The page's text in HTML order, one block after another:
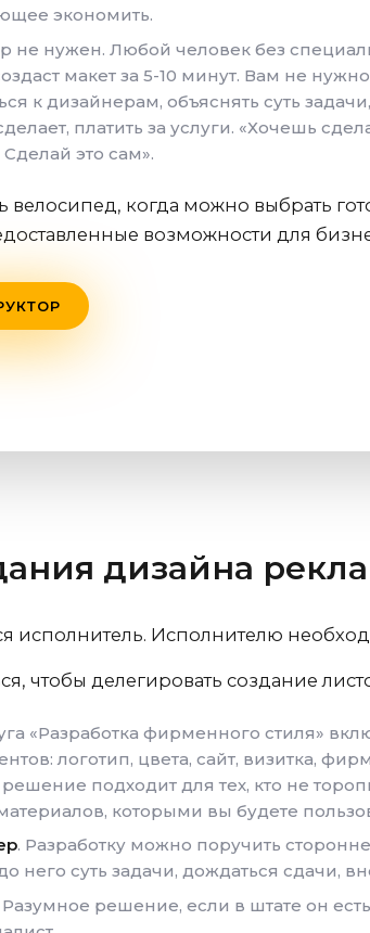
экономить.
не нужен. Любой человек без
макет за 5-10 минут. Вам не нужно
к дизайнерам, объяснять суть
платить за услуги. «Хочешь
это сам».
велосипед, когда можно выбрать
возможности для
дизайна
исполнитель. Исполнителю
чтобы делегировать создание
«Разработка фирменного стиля»
логотип, цвета, сайт, визитка,
подходит для тех, кто не
которыми вы будете
. Разработку можно поручить
него суть задачи, дождаться сдачи,
Разумное решение, если в штате он